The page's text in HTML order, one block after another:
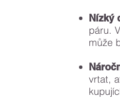
Nízký
páru.
může
vrtat,